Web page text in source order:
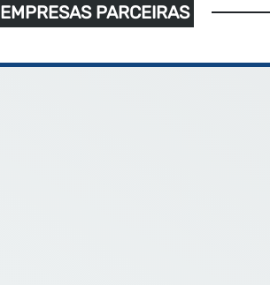
EMPRESAS PARCEIRAS